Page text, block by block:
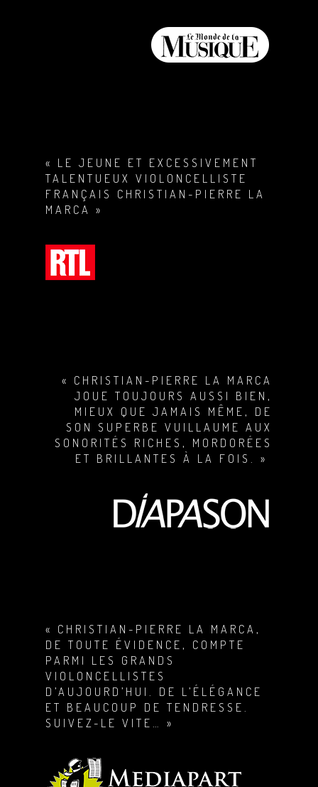
« LE JEUNE ET EXCESSIVEMENT
TALENTUEUX VIOLONCELLISTE
FRANÇAIS CHRISTIAN-PIERRE LA
MARCA »
« CHRISTIAN-PIERRE LA MARCA
JOUE TOUJOURS AUSSI BIEN,
MIEUX QUE JAMAIS MÊME, DE
SON SUPERBE VUILLAUME AUX
SONORITÉS RICHES, MORDORÉES
ET BRILLANTES À LA FOIS. »
« CHRISTIAN-PIERRE LA MARCA,
DE TOUTE ÉVIDENCE, COMPTE
PARMI LES GRANDS
VIOLONCELLISTES
D’AUJOURD’HUI. DE L’ÉLÉGANCE
ET BEAUCOUP DE TENDRESSE.
SUIVEZ-LE VITE… »